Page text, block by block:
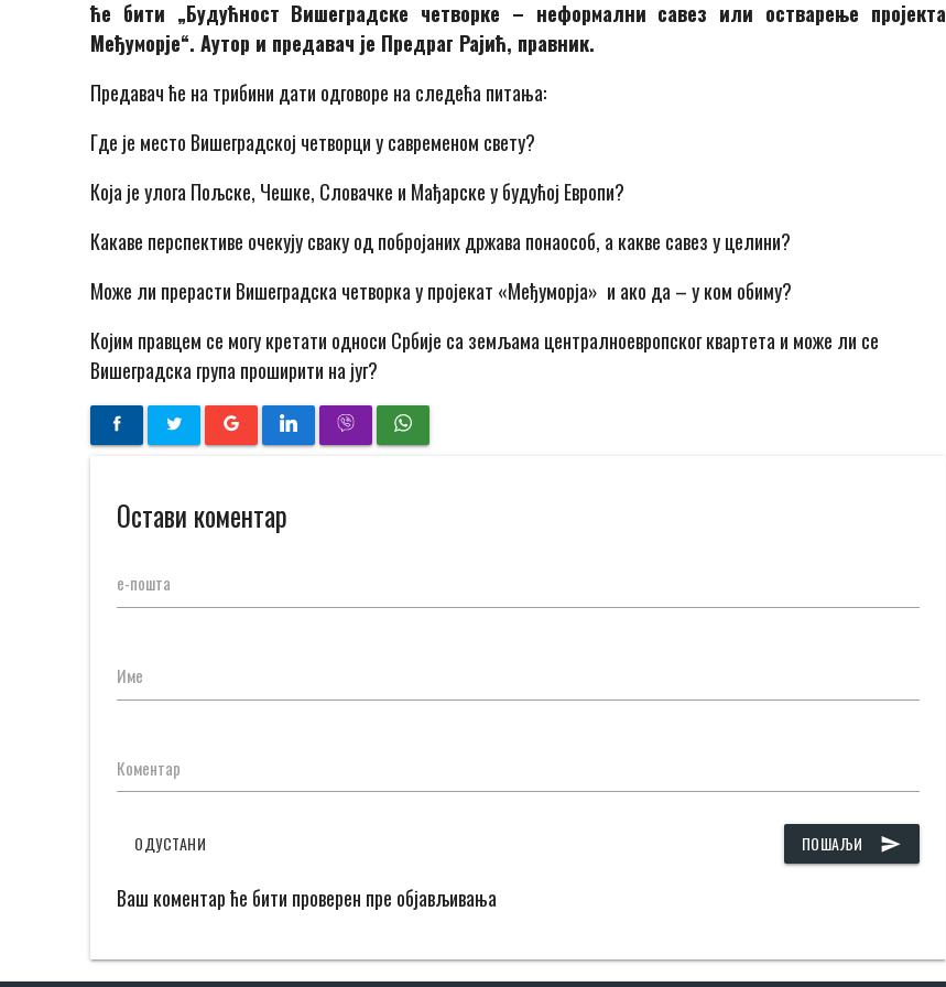
ће бити „Будућност Вишеградске четворке – неформални савез или остварење пројекта
Међуморје“. Аутор и предавач је Предраг Рајић, правник.
Предавач ће на трибини дати одговоре на следећа питања:
Где је место Вишеградској четворци у савременом свету?
Која је улога Пољске, Чешке, Словачке и Мађарске у будућој Европи?
Какаве перспективе очекују сваку од побројаних држава понаособ, а какве савез у целини?
Може ли прерасти Вишеградска четворка у пројекат «Међуморја» и ако да – у ком обиму?
Којим правцем се могу кретати односи Србије са земљама централноевропског квартета и може ли се
Вишеградска група проширити на југ?
Остави коментар
е-пошта
Име
Коментар
ПОШАЉИ send
ОДУСТАНИ
Ваш коментар ће бити проверен пре објављивања